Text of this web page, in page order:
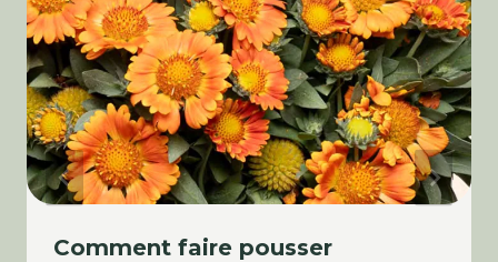
Comment faire pousser